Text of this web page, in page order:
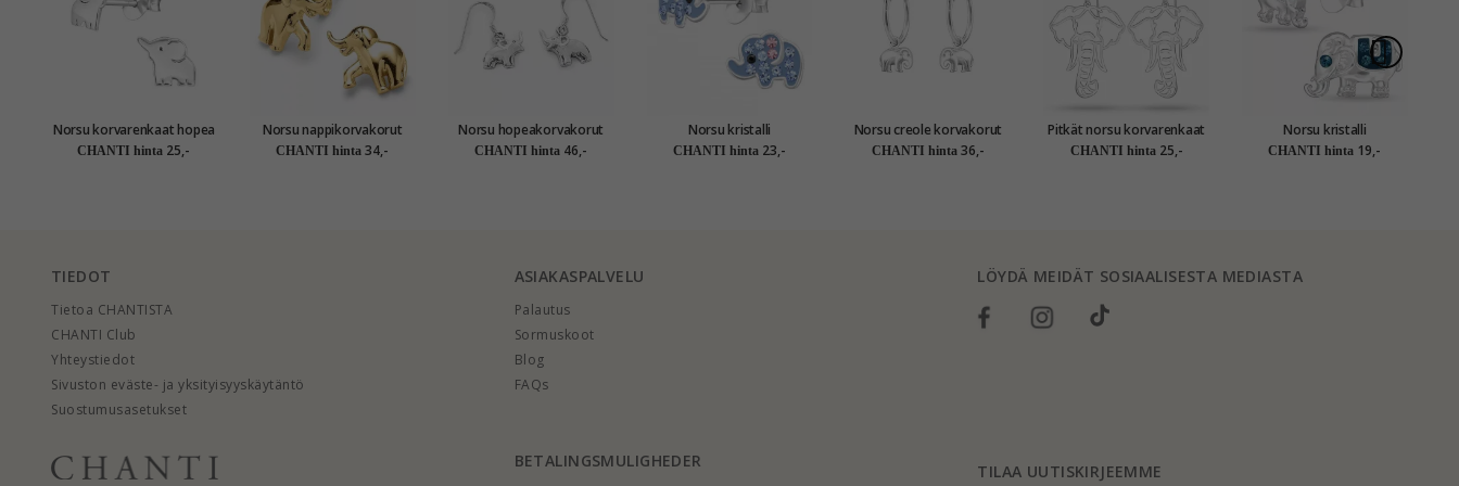
Norsu korvarenkaat hopea
- Little Ones
CHANTI hinta 25,-
Norsu nappikorvakorut
kullattua hopeaa
CHANTI hinta 34,-
Norsu hopeakorvakorut
hopea - Little Ones
CHANTI hinta 46,-
Norsu kristalli
korvarenkaat hopea - Little
CHANTI hinta 23,-
Norsu creole korvakorut
hopeaa - Little Ones
CHANTI hinta 36,-
Pitkät norsu korvarenkaat
hopea - Little Ones
CHANTI hinta 25,-
Norsu kristalli
nappikorvakorut hopea -
CHANTI hinta 19,-
TIEDOT
Tietoa CHANTISTA
CHANTI Club
Yhteystiedot
Sivuston eväste- ja yksityisyyskäytäntö
Suostumusasetukset
ASIAKASPALVELU
Palautus
Sormuskoot
Blog
FAQs
LÖYDÄ MEIDÄT SOSIAALISESTA MEDIASTA
BETALINGSMULIGHEDER
TILAA UUTISKIRJEEMME